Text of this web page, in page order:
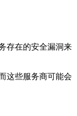
存在的安全漏洞来
这些服务商可能会